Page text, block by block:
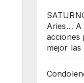
Aries… A
acciones
mejor